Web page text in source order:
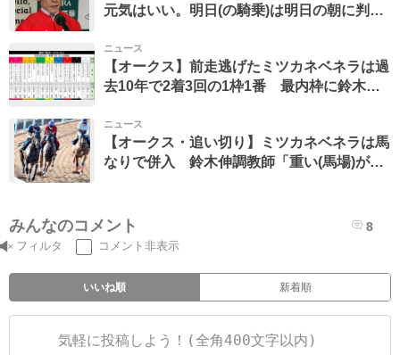
元気はいい。明日(の騎乗)は明日の朝に判断
ニュース
【オークス】前走逃げたミツカネベネラは過
去10年で2着3回の1枠1番 最内枠に鈴木伸
ニュース
【オークス・追い切り】ミツカネベネラは馬
なりで併入 鈴木伸調教師「重い(馬場)が残
みんなのコメント 8
フィルタ コメント非表示
いいね順 新着順